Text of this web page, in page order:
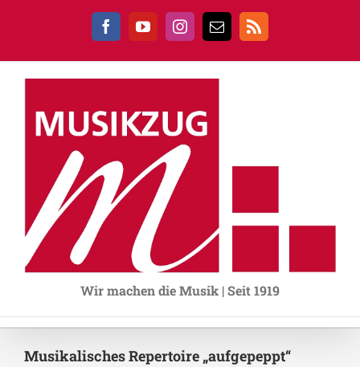
FacebookYouTubeInstagram
E-
Rss
Wir machen die Musik | Seit 1919
Musikalisches Repertoire „aufgepeppt“